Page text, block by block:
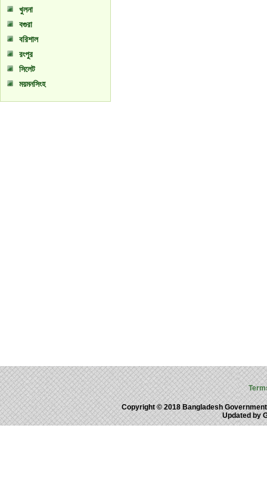
খুলনা
বগুরা
বরিশাল
রংপুর
সিলেট
ময়মনসিংহ
Copyright © 2018 Bangladesh
Updated by